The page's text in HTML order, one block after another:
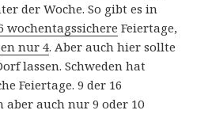
der Woche. So gibt es in
wochentagssichere Feiertage,
nur 4. Aber auch hier sollte
lassen. Schweden hat
Feiertage. 9 der 16
aber auch nur 9 oder 10